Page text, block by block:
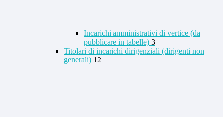
Incarichi amministrativi di vertice (da
pubblicare in tabelle) 3
Titolari di incarichi dirigenziali (dirigenti non
generali) 12